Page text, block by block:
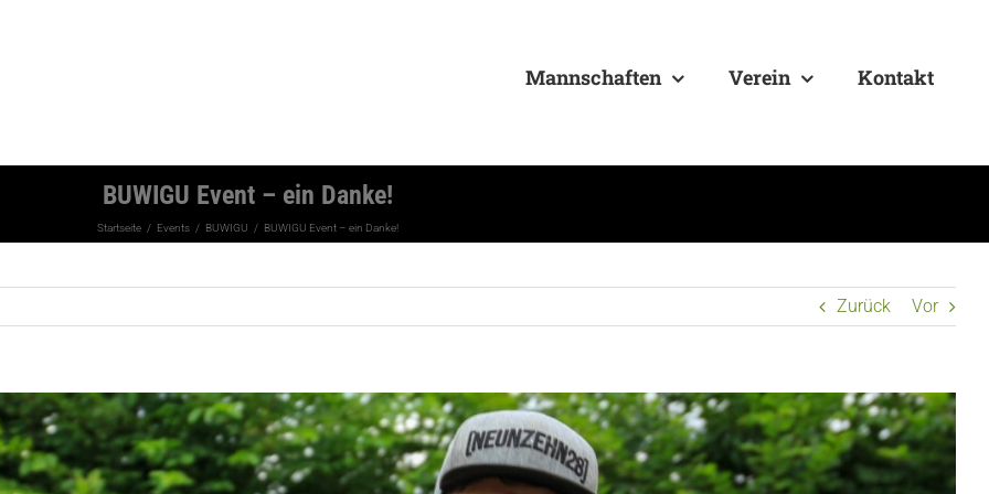
Mannschaften Verein Kontakt
BUWIGU Event – ein Danke!
Startseite Events BUWIGU BUWIGU Event – ein Danke!
Zurück Vor